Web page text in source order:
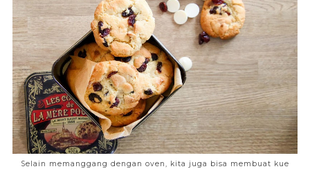
Selain memanggang dengan oven, kita juga bisa membuat kue